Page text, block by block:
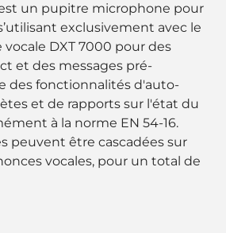
un pupitre microphone pour
exclusivement avec le
DXT 7000 pour des
et des messages pré-
des fonctionnalités d'auto-
et de rapports sur l'état du
à la norme EN 54-16.
peuvent être cascadées sur
vocales, pour un total de